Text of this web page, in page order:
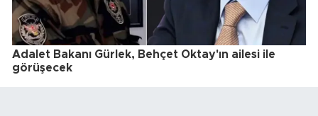
Adalet Bakanı Gürlek, Behçet Oktay'ın ailesi ile
görüşecek